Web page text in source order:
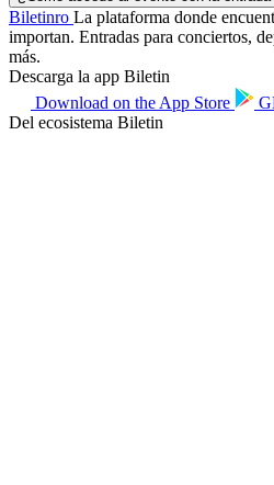
Biletinro La plataforma donde
importan. Entradas para conciertos,
más.
Descarga la app Biletin
Download on the App Store
Del ecosistema Biletin